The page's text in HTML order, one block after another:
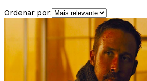
Ordenar por: